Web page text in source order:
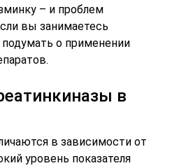
– и проблем
вы занимаетесь
о применении
в
в зависимости от
уровень показателя